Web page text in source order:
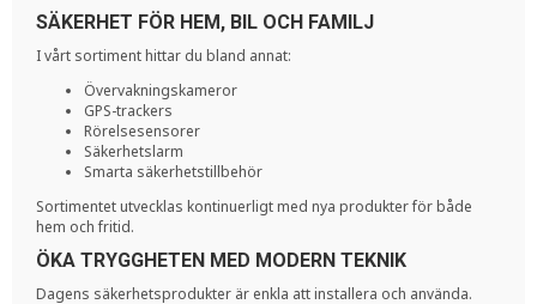
SÄKERHET FÖR HEM, BIL OCH FAMILJ
I vårt sortiment hittar du bland annat:
Övervakningskameror
GPS-trackers
Rörelsesensorer
Säkerhetslarm
Smarta säkerhetstillbehör
Sortimentet utvecklas kontinuerligt med nya produkter för både
hem och fritid.
ÖKA TRYGGHETEN MED MODERN TEKNIK
Dagens säkerhetsprodukter är enkla att installera och använda.